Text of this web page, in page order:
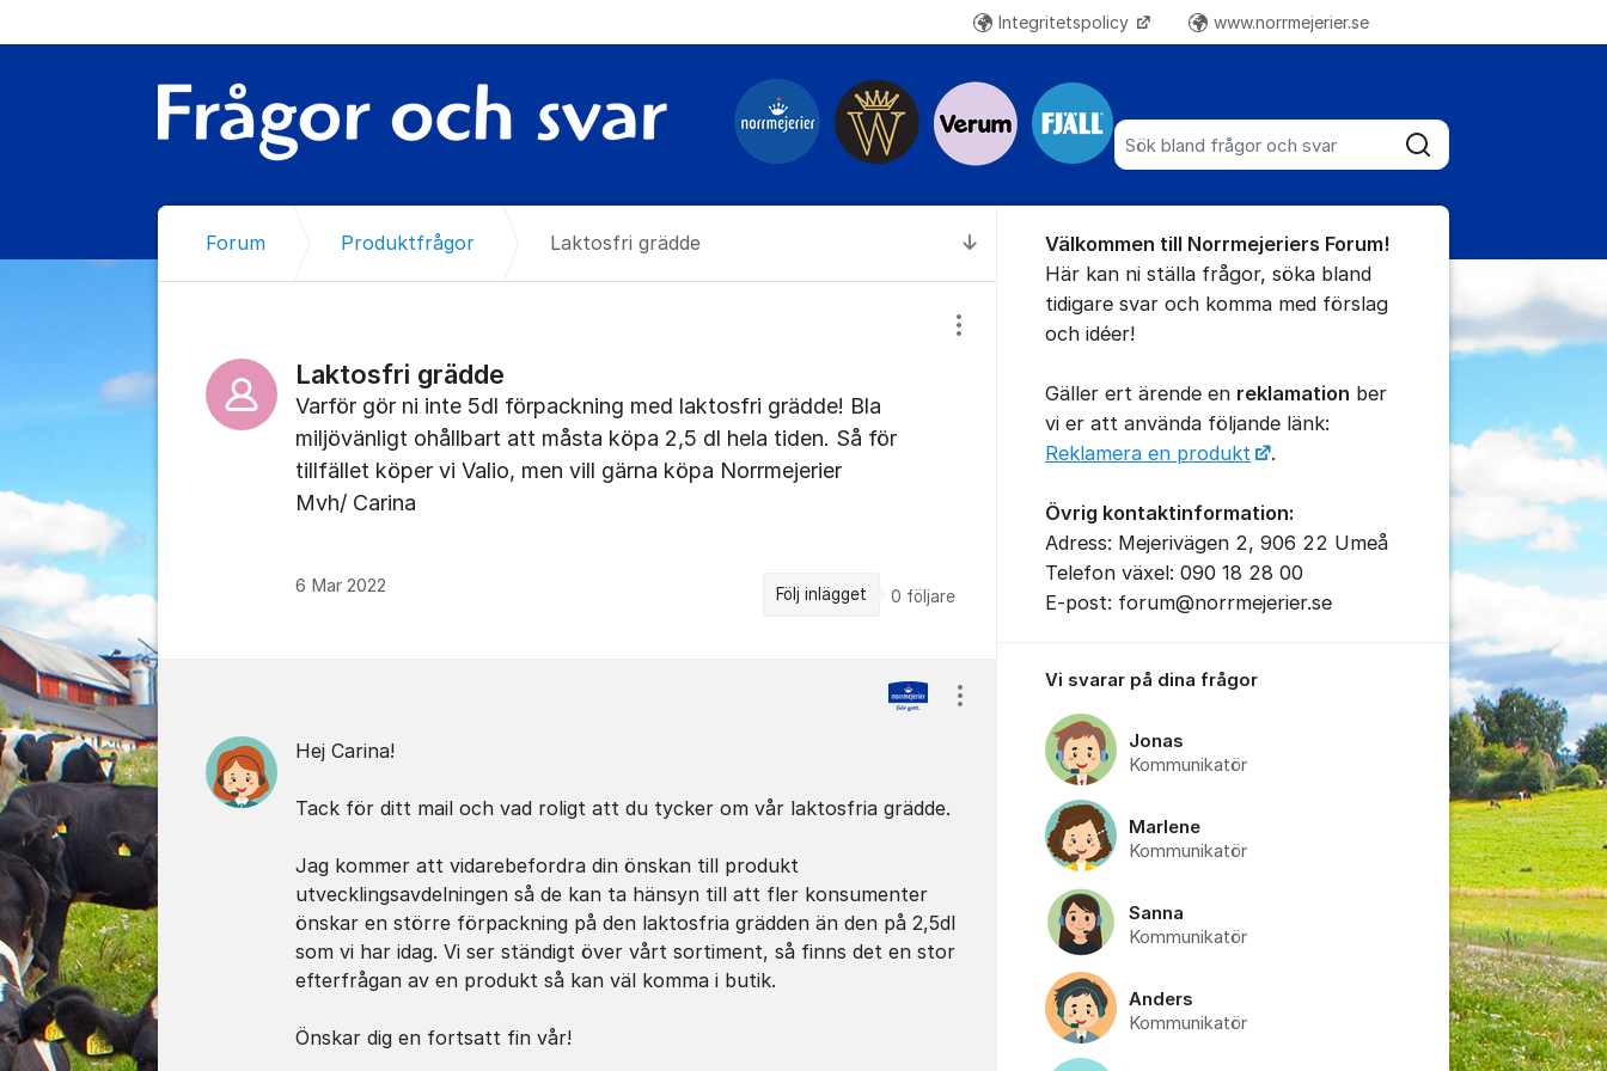
Sök bland alla inlägg
Sök
Integritetspolicy www.norrmejerier.seFler supportlänkar
Till senaste kommentaren
Forum Produktfrågor Laktosfri grädde
Laktosfri grädde
Visa/dölj inställningar för inlägg/kommentar
Varför gör ni inte 5dl förpackning med laktosfri grädde! Bla
miljövänligt ohållbart att måsta köpa 2,5 dl hela tiden. Så för
tillfället köper vi Valio, men vill gärna köpa Norrmejerier
Mvh/ Carina
6 Mar 2022 Följ inlägget 0 följare
Hej Carina!
Tack för ditt mail och vad roligt att du tycker om vår laktosfria grädde.
Jag kommer att vidarebefordra din önskan till produkt
utvecklingsavdelningen så de kan ta hänsyn till att fler konsumenter
önskar en större förpackning på den laktosfria grädden än den på 2,5dl
som vi har idag. Vi ser ständigt över vårt sortiment, så finns det en stor
efterfrågan av en produkt så kan väl komma i butik.
Önskar dig en fortsatt fin vår!
Visa/dölj inställningar för inlägg/kommentar
Välkommen till Norrmejeriers Forum!
Här kan ni ställa frågor, söka bland
tidigare svar och komma med förslag
och idéer!
Gäller ert ärende en reklamation ber
vi er att använda följande länk:
Reklamera en produkt
.
Övrig kontaktinformation:
Adress: Mejerivägen 2, 906 22 Umeå
Telefon växel: 090 18 28 00
E-post: forum@norrmejerier.se
Vi svarar på dina frågor
Jonas
Kommunikatör
Marlene
Kommunikatör
Sanna
Kommunikatör
Anders
Kommunikatör